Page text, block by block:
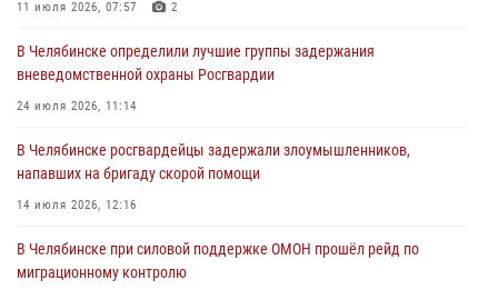
задержан подозреваемый в грабеже
11 июля 2026, 07:57 2
В Челябинске определили лучшие группы задержания
вневедомственной охраны Росгвардии
24 июля 2026, 11:14
В Челябинске росгвардейцы задержали злоумышленников,
напавших на бригаду скорой помощи
14 июля 2026, 12:16
В Челябинске при силовой поддержке ОМОН прошёл рейд по
миграционному контролю